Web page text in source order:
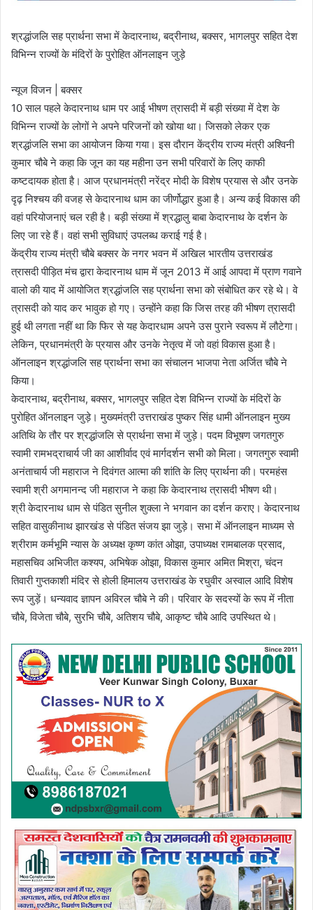
श्रद्धांजलि सह प्रार्थना सभा में केदारनाथ, बद्रीनाथ, बक्सर, भागलपुर सहित देश
विभिन्न राज्यों के मंदिरों के पुरोहित ऑनलाइन जुड़े
न्यूज विजन | बक्सर
10 साल पहले केदारनाथ धाम पर आई भीषण त्रासदी में बड़ी संख्या में देश के
विभिन्न राज्यों के लोगों ने अपने परिजनों को खोया था। जिसको लेकर एक
श्रद्धांजलि सभा का आयोजन किया गया। इस दौरान केंद्रीय राज्य मंत्री अश्विनी
कुमार चौबे ने कहा कि जून का यह महीना उन सभी परिवारों के लिए काफी
कष्टदायक होता है। आज प्रधानमंत्री नरेंद्र मोदी के विशेष प्रयास से और उनके
दृढ़ निश्चय की वजह से केदारनाथ धाम का जीर्णोद्धार हुआ है। अन्य कई विकास की
वहां परियोजनाएं चल रही है। बड़ी संख्या में श्रद्धालु बाबा केदारनाथ के दर्शन के
लिए जा रहे हैं। वहां सभी सुविधाएं उपलब्ध कराई गई है।
केंद्रीय राज्य मंत्री चौबे बक्सर के नगर भवन में अखिल भारतीय उत्तराखंड
त्रासदी पीड़ित मंच द्वारा केदारनाथ धाम में जून 2013 में आई आपदा में प्राण गवाने
वालो की याद में आयोजित श्रद्धांजलि सह प्रार्थना सभा को संबोधित कर रहे थे। वे
त्रासदी को याद कर भावुक हो गए। उन्होंने कहा कि जिस तरह की भीषण त्रासदी
हुई थी लगता नहीं था कि फिर से यह केदारधाम अपने उस पुराने स्वरूप में लौटेगा।
लेकिन, प्रधानमंत्री के प्रयास और उनके नेतृत्व में जो वहां विकास हुआ है।
ऑनलाइन श्रद्धांजलि सह प्रार्थना सभा का संचालन भाजपा नेता अर्जित चौबे ने
किया।
केदारनाथ, बद्रीनाथ, बक्सर, भागलपुर सहित देश विभिन्न राज्यों के मंदिरों के
पुरोहित ऑनलाइन जुड़े। मुख्यमंत्री उत्तराखंड पुष्कर सिंह धामी ऑनलाइन मुख्य
अतिथि के तौर पर श्रद्धांजलि से प्रार्थना सभा में जुड़े। पदम विभूषण जगतगुरु
स्वामी रामभद्राचार्य जी का आशीर्वाद एवं मार्गदर्शन सभी को मिला। जगतगुरु स्वामी
अनंताचार्य जी महाराज ने दिवंगत आत्मा की शांति के लिए प्रार्थना की। परमहंस
स्वामी श्री अगमानन्द जी महाराज ने कहा कि केदारनाथ त्रासदी भीषण थी।
श्री केदारनाथ धाम से पंडित सुनील शुक्ला ने भगवान का दर्शन कराए। केदारनाथ
सहित वासुकीनाथ झारखंड से पंडित संजय झा जुड़े। सभा में ऑनलाइन माध्यम से
श्रीराम कर्मभूमि न्यास के अध्यक्ष कृष्ण कांत ओझा, उपाध्यक्ष रामबालक प्रसाद,
महासचिव अभिजीत कश्यप, अभिषेक ओझा, विकास कुमार अमित मिश्रा, चंदन
तिवारी गुप्तकाशी मंदिर से होली हिमालय उत्तराखंड के रघुवीर अस्वाल आदि विशेष
रूप जुड़ें। धन्यवाद ज्ञापन अविरल चौबे ने की। परिवार के सदस्यों के रूप में नीता
चौबे, विजेता चौबे, सुरभि चौबे, अतिशय चौबे, आकृष्ट चौबे आदि उपस्थित थे।